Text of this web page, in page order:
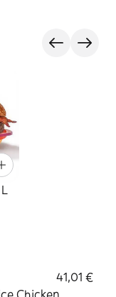
41,01 €